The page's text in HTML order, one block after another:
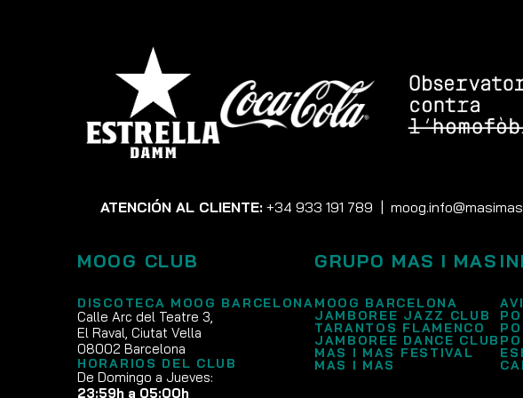
ATENCIÓN AL CLIENTE: +34 933 191 789
MOOG CLUB
DISCOTECA MOOG BARCELONA
Calle Arc del Teatre 3,
El Raval, Ciutat Vella
08002 Barcelona
HORARIOS DEL CLUB
De Domingo a Jueves:
23:59h a 05:00h
GRUPO MAS I MAS
MOOG BARCELONA
JAMBOREE JAZZ CLUB
TARANTOS FLAMENCO
JAMBOREE DANCE CLUB
MAS I MAS FESTIVAL
MAS I MAS